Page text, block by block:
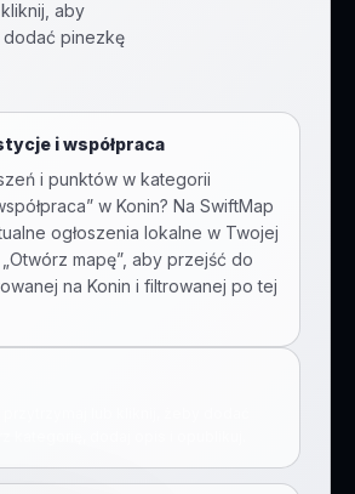
aby
pinezkę
i współpraca
i punktów w kategorii
” w Konin? Na SwiftMap
ogłoszenia lokalne w Twojej
mapę”, aby przejść do
na Konin i filtrowanej po tej